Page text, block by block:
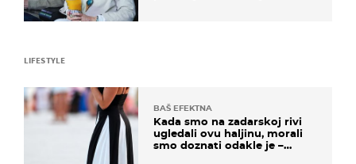
LIFESTYLE
BAŠ EFEKTNA
Kada smo na zadarskoj rivi
ugledali ovu haljinu, morali
smo doznati odakle je –